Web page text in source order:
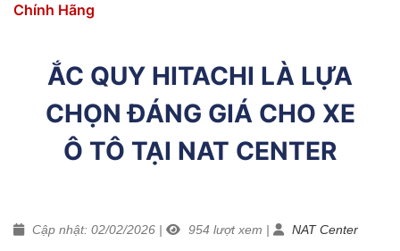
Chính Hãng
ẮC QUY HITACHI LÀ LỰA
CHỌN ĐÁNG GIÁ CHO XE
Ô TÔ TẠI NAT CENTER
Cập nhật: 02/02/2026 | 954 lượt xem | NAT Center